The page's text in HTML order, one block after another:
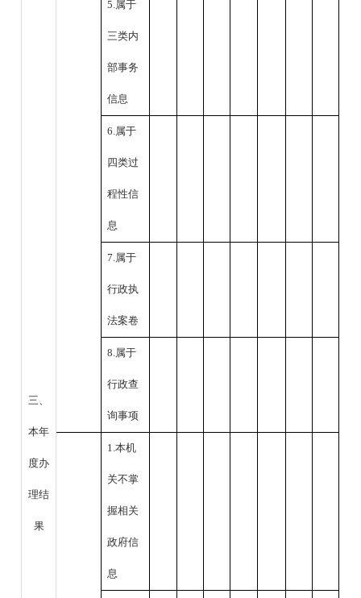
三、
本年
度办
理结
果
5.属于
三类内
部事务
信息
6.属于
四类过
程性信
息
7.属于
行政执
法案卷
8.属于
行政查
询事项
1.本机
关不掌
握相关
政府信
息